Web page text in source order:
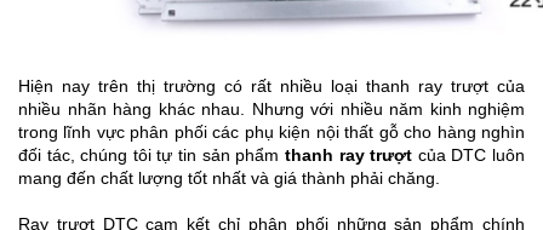
Hiện nay trên thị trường có rất nhiều loại thanh ray trượt của
nhiều nhãn hàng khác nhau. Nhưng với nhiều năm kinh nghiệm
trong lĩnh vực phân phối các phụ kiện nội thất gỗ cho hàng nghìn
đối tác, chúng tôi tự tin sản phẩm thanh ray trượt của DTC luôn
mang đến chất lượng tốt nhất và giá thành phải chăng.
Ray trượt DTC cam kết chỉ phân phối những sản phẩm chính